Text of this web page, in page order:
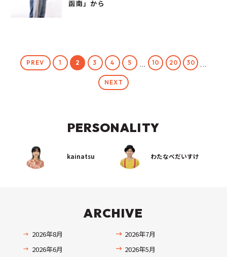
函南」から
PREV 1 2 3 4 5 ... 10 20 30 ...
NEXT
PERSONALITY
kainatsu わたなべだいすけ
ARCHIVE
2026年8月
2026年7月
2026年6月
2026年5月